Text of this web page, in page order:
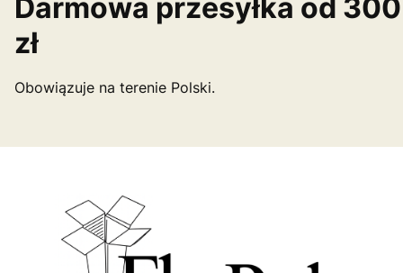
Darmowa przesyłka od 300
zł
Obowiązuje na terenie Polski.